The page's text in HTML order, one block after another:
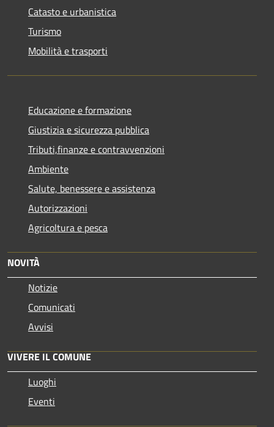
Catasto e urbanistica
Turismo
Mobilità e trasporti
Educazione e formazione
Giustizia e sicurezza pubblica
Tributi,finanze e contravvenzioni
Ambiente
Salute, benessere e assistenza
Autorizzazioni
Agricoltura e pesca
NOVITÀ
Notizie
Comunicati
Avvisi
VIVERE IL COMUNE
Luoghi
Eventi